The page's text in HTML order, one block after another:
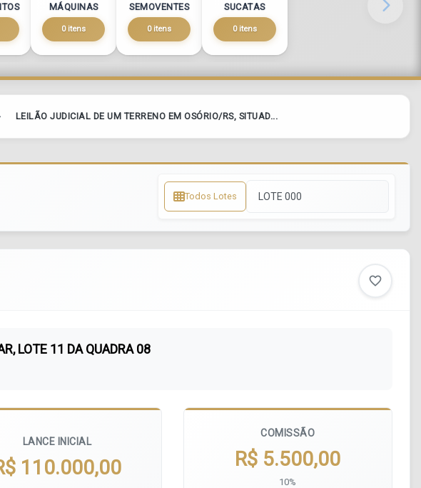
MÁQUINAS
0 itens
SEMOVENTES
0 itens
SUCATAS
0 itens
LEILÃO JUDICIAL DE UM TERRENO EM OSÓRIO/RS, SITUAD...
Todos Lotes
favorite_border
LOTE 11 DA QUADRA 08
LANCE INICIAL
110.000,00
COMISSÃO
R$ 5.500,00
10%